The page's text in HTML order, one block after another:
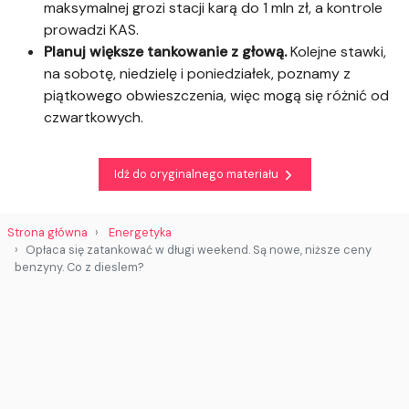
maksymalnej grozi stacji karą do 1 mln zł, a kontrole
prowadzi KAS.
Planuj większe tankowanie z głową.Kolejne stawki,
na sobotę, niedzielę i poniedziałek, poznamy z
piątkowego obwieszczenia, więc mogą się różnić od
czwartkowych.
Idź do oryginalnego materiału
Strona główna
Energetyka
Opłaca się zatankować w długi weekend. Są nowe, niższe ceny
benzyny. Co z dieslem?